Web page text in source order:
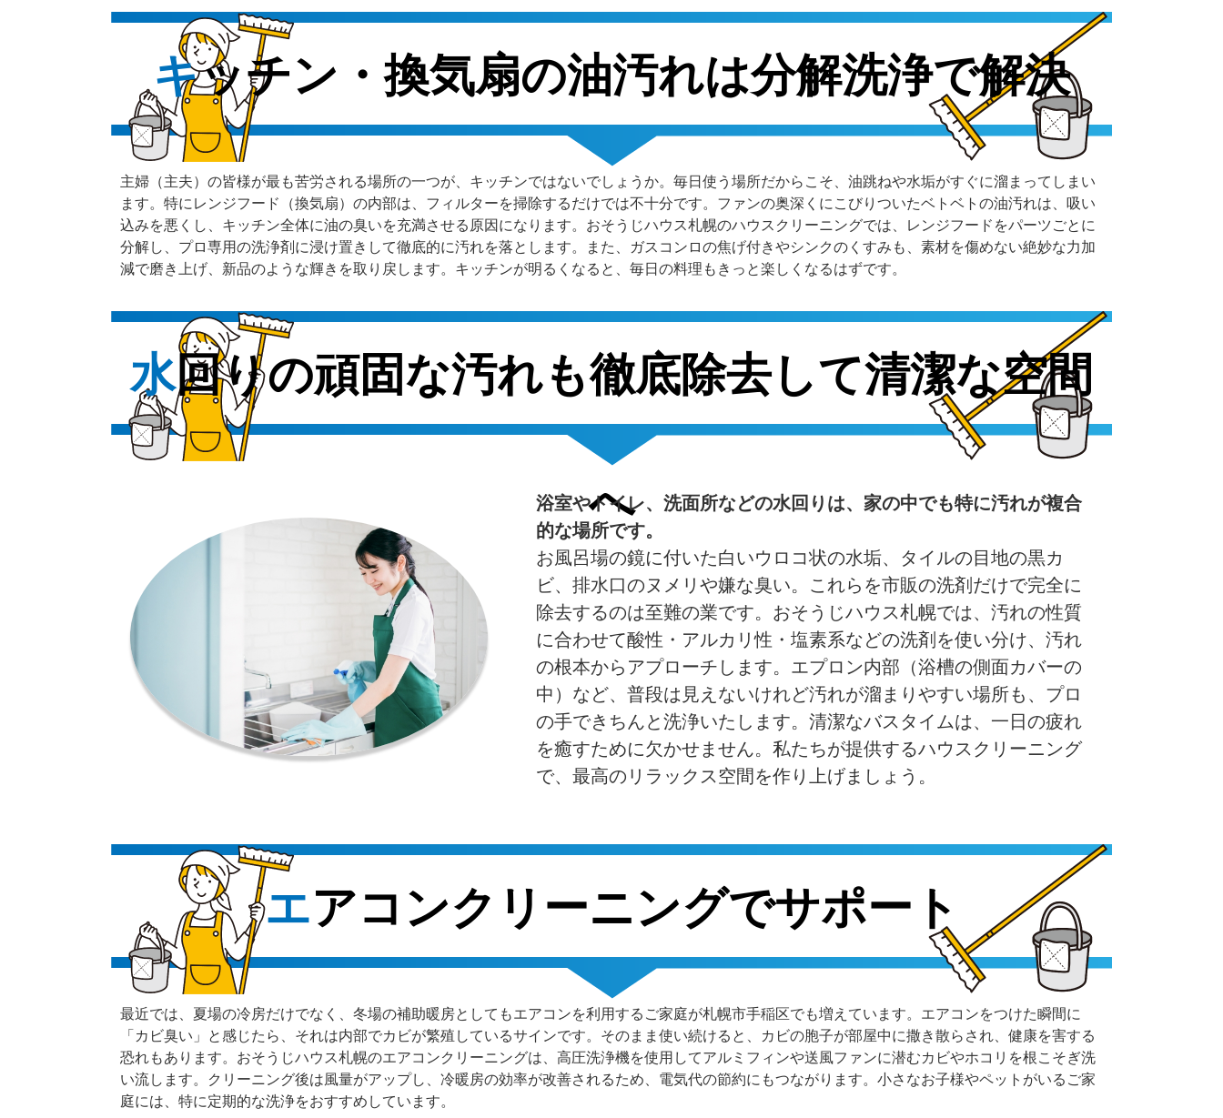
キッチン・換気扇の油汚れは分解洗浄で解決
主婦（主夫）の皆様が最も苦労される場所の一つが、キッチンではないでしょうか。毎日使う場所だからこそ、油跳ねや水垢がすぐに溜まってしまい
ます。特にレンジフード（換気扇）の内部は、フィルターを掃除するだけでは不十分です。ファンの奥深くにこびりついたベトベトの油汚れは、吸い
込みを悪くし、キッチン全体に油の臭いを充満させる原因になります。おそうじハウス札幌のハウスクリーニングでは、レンジフードをパーツごとに
分解し、プロ専用の洗浄剤に浸け置きして徹底的に汚れを落とします。また、ガスコンロの焦げ付きやシンクのくすみも、素材を傷めない絶妙な力加
減で磨き上げ、新品のような輝きを取り戻します。キッチンが明るくなると、毎日の料理もきっと楽しくなるはずです。
水回りの頑固な汚れも徹底除去して清潔な空間
へ
浴室やトイレ、洗面所などの水回りは、家の中でも特に汚れが複合
的な場所です。
お風呂場の鏡に付いた白いウロコ状の水垢、タイルの目地の黒カ
ビ、排水口のヌメリや嫌な臭い。これらを市販の洗剤だけで完全に
除去するのは至難の業です。おそうじハウス札幌では、汚れの性質
に合わせて酸性・アルカリ性・塩素系などの洗剤を使い分け、汚れ
の根本からアプローチします。エプロン内部（浴槽の側面カバーの
中）など、普段は見えないけれど汚れが溜まりやすい場所も、プロ
の手できちんと洗浄いたします。清潔なバスタイムは、一日の疲れ
を癒すために欠かせません。私たちが提供するハウスクリーニング
で、最高のリラックス空間を作り上げましょう。
エアコンクリーニングでサポート
最近では、夏場の冷房だけでなく、冬場の補助暖房としてもエアコンを利用するご家庭が札幌市手稲区でも増えています。エアコンをつけた瞬間に
「カビ臭い」と感じたら、それは内部でカビが繁殖しているサインです。そのまま使い続けると、カビの胞子が部屋中に撒き散らされ、健康を害する
恐れもあります。おそうじハウス札幌のエアコンクリーニングは、高圧洗浄機を使用してアルミフィンや送風ファンに潜むカビやホコリを根こそぎ洗
い流します。クリーニング後は風量がアップし、冷暖房の効率が改善されるため、電気代の節約にもつながります。小さなお子様やペットがいるご家
庭には、特に定期的な洗浄をおすすめしています。